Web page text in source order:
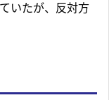
いたが、反対方